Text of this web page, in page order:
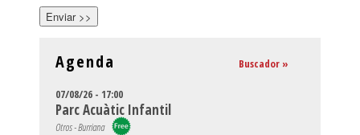
Agenda Buscador »
07/08/26 - 17:00
Parc Acuàtic Infantil
Otros - Burriana